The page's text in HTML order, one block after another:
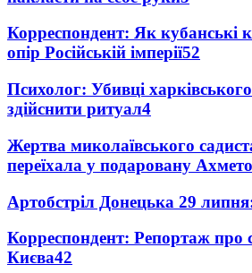
Корреспондент: Як кубанські
опір Російській імперії52
Психолог: Убивці харківського
здійснити ритуал4
Жертва миколаївського
переїхала у подаровану
Артобстріл Донецька 29 липня:
Корреспондент: Репортаж про
Києва42